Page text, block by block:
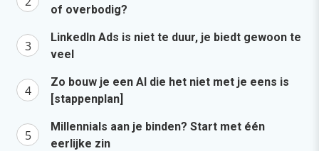
of overbodig?
LinkedIn Ads is niet te duur, je biedt gewoon te
veel
Zo bouw je een AI die het niet met je eens is
[stappenplan]
Millennials aan je binden? Start met één
eerlijke zin